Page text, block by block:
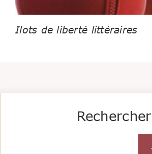
Ilots de liberté littéraires
Rechercher